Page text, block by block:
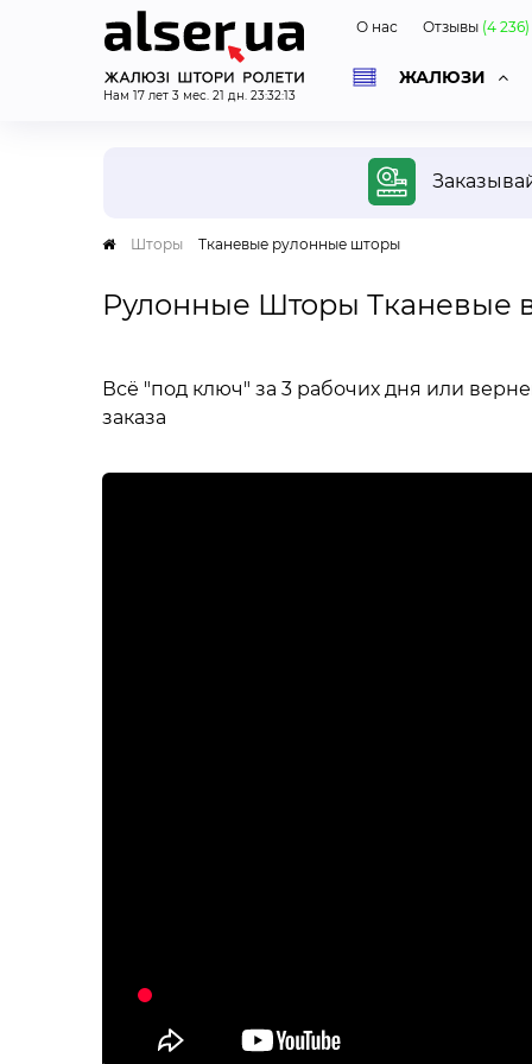
Нам 17 лет 3 мес. 21 дн. 23:32:14
О нас Отзывы (4 236)
ЖАЛЮЗИ
Шторы Тканевые рулонные шторы
Рулонные Шторы Тканевые
Всё "под ключ" за 3 рабочих дня или
заказа